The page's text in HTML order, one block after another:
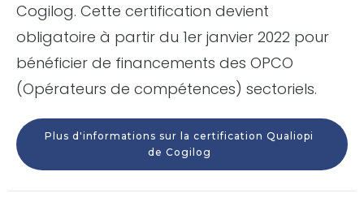
Cogilog. Cette certification devient
obligatoire à partir du 1er janvier 2022 pour
bénéficier de financements des OPCO
(Opérateurs de compétences) sectoriels.
Plus d'informations sur la certification Qualiopi
de Cogilog